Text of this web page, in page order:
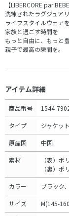
【LIBERCORE par
洗練されたラグジュア
ライフスタイルウェアを
家族と過ごす時間を
もっと自由に、もっと豊
親子で最高の瞬間を。
アイテム詳細
商品番号 1544-
タイプ ジャケット
原産国 中国
素材
（表）
（裏）
カラー ブラック
サイズ M(145-